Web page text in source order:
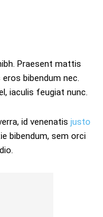
Praesent mattis
bibendum nec.
iaculis feugiat nunc.
id venenatis justo
bibendum, sem orci